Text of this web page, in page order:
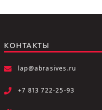
КОНТАКТЫ
lap@abrasives.ru
+7 813 722-25-93